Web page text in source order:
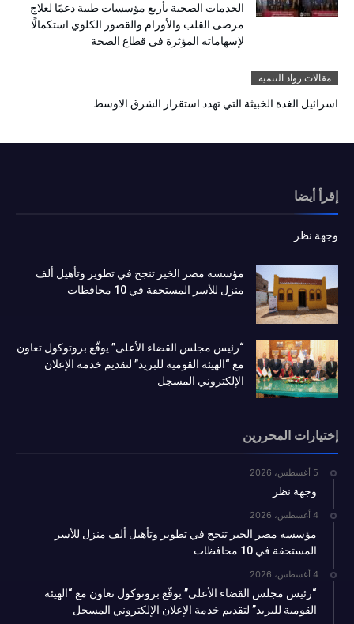
الخدمات الصحية بأربع مؤسسات طبية دعمًا لعلاج
مرضى القلب والأورام والقصور الكلوي استكمالًا
لإسهاماته المؤثرة في قطاع الصحة
مقالات رواد التنمية
اسرائيل الغدة الخبيثة التي تهدد استقرار الشرق الاوسط
إقرأ أيضا
وجهة نظر
مؤسسه مصر الخير تنجح في تطوير وتأهيل ألف
منزل للأسر المستحقة في 10 محافظات
“رئيس مجلس القضاء الأعلى” يوقّع بروتوكول تعاون
مع “الهيئة القومية للبريد” لتقديم خدمة الإعلان
الإلكتروني المسجل
إختيارات المحررين
5 أغسطس، 2026
وجهة نظر
4 أغسطس، 2026
مؤسسه مصر الخير تنجح في تطوير وتأهيل ألف منزل للأسر
المستحقة في 10 محافظات
4 أغسطس، 2026
“رئيس مجلس القضاء الأعلى” يوقّع بروتوكول تعاون مع “الهيئة
القومية للبريد” لتقديم خدمة الإعلان الإلكتروني المسجل